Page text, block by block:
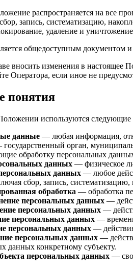
распространяется на все
запись, систематизацию,
удаление и
общедоступным документом
вносить изменения в настоящее
Оператора, если иное не
понятия
используются следующие
данные — любая информация,
орган,
обработку персональных
данных — физическое
данных — любое
сбор, запись, систематизацию,
обработка — обработка
персональных данных —
персональных данных —
персональных данных —
персональных данных —
персональных данных —
данных конкретному субъекту.
персональных данных —